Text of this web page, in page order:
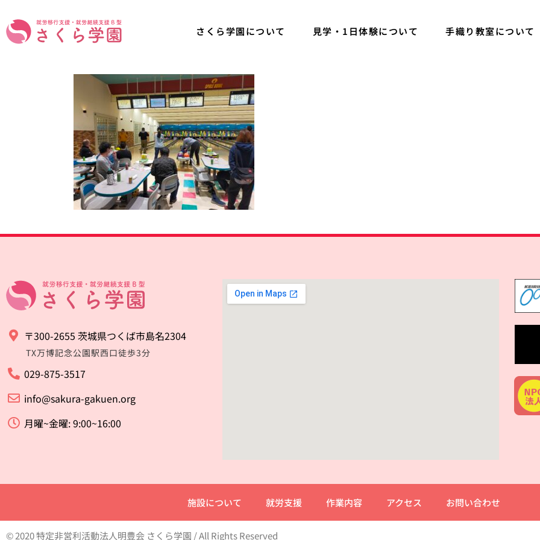
さくら学園について 見学・1日体験について 手織り教室について
〒300-2655 茨城県つくば市島名2304
TX万博記念公園駅西口徒歩3分
029-875-3517
info@sakura-gakuen.org
月曜~金曜: 9:00~16:00
施設について 就労支援 作業内容 アクセス お問い合わせ
© 2020 特定非営利活動法人明豊会 さくら学園 / All Rights Reserved